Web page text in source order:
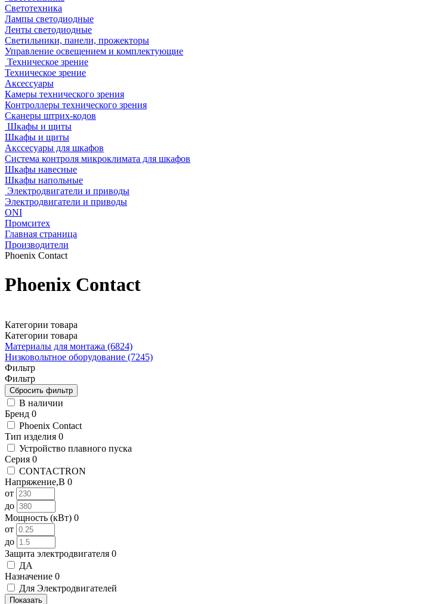
Светотехника
Лампы светодиодные
Ленты светодиодные
Светильники, панели, прожекторы
Управление освещением и комплектующие
Техническое зрение
Техническое зрение
Аксессуары
Камеры технического зрения
Контроллеры технического зрения
Сканеры штрих-кодов
Шкафы и щиты
Шкафы и щиты
Акссесуары для шкафов
Система контроля микроклимата для шкафов
Шкафы навесные
Шкафы напольные
Электродвигатели и приводы
Электродвигатели и приводы
ONI
Промситех
Главная страница
Производители
Phoenix Contact
Phoenix Contact
Категории товара
Категории товара
Материалы для монтажа (6824)
Низковольтное оборудование (7245)
Фильтр
Фильтр
В наличии
Бренд 0
Phoenix Contact
Тип изделия 0
Устройство плавного пуска
Серия 0
CONTACTRON
Напряжение,В 0
от
до
Мощность (кВт) 0
от
до
Защита электродвигателя 0
ДА
Назначение 0
Для Электродвигателей
Показать